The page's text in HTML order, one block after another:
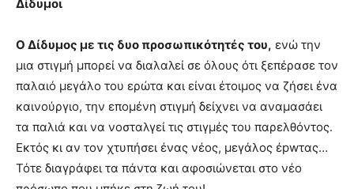
Δίδυμοι
Ο Δίδυμος με τις δυο προσωπικότητές του, ενώ την
μια στιγμή μπορεί να διαλαλεί σε όλους ότι ξεπέρασε τον
παλαιό μεγάλο του ερώτα και είναι έτοιμος να ζήσει ένα
καινούργιο, την επομένη στιγμή δείχνει να αναμασάει
τα παλιά και να νοσταλγεί τις στιγμές του παρελθόντος.
Εκτός κι αν τον χτυπήσει ένας νέος, μεγάλος έpwτας…
Τότε διαγράφει τα πάντα και αφοσιώνεται στο νέο